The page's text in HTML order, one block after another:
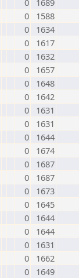
0
1689
0
1588
0
1634
0
1617
0
1632
0
1657
0
1648
0
1642
0
1631
0
1631
0
1644
0
1674
0
1687
0
1687
0
1673
0
1645
0
1644
0
1644
0
1631
0
1662
0
1649